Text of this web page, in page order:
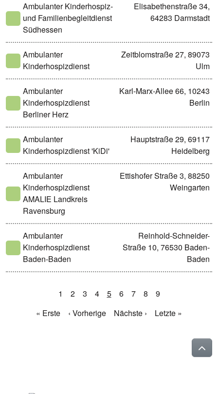
Ambulanter Kinderhospiz-
und Familienbegleitdienst
Südhessen
Elisabethenstraße 34,
64283 Darmstadt
Ambulanter
Kinderhospizdienst
Zeitblomstraße 27, 89073
Ulm
Ambulanter
Kinderhospizdienst
Berliner Herz
Karl-Marx-Allee 66, 10243
Berlin
Ambulanter
Kinderhospizdienst 'KiDi'
Hauptstraße 29, 69117
Heidelberg
Ambulanter
Kinderhospizdienst
AMALIE Landkreis
Ravensburg
Ettishofer Straße 3, 88250
Weingarten
Ambulanter
Kinderhospizdienst
Baden-Baden
Reinhold-Schneider-
Straße 10, 76530 Baden-
Baden
1 2 3 4 5 6 7 8
9
« Erste
‹ Vorherige Nächste › Letzte »